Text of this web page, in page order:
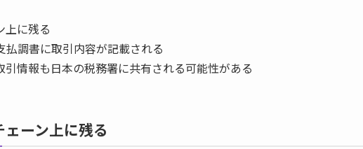
上に残る
調書に取引内容が記載される
情報も日本の税務署に共有される可能性がある
ーン上に残る